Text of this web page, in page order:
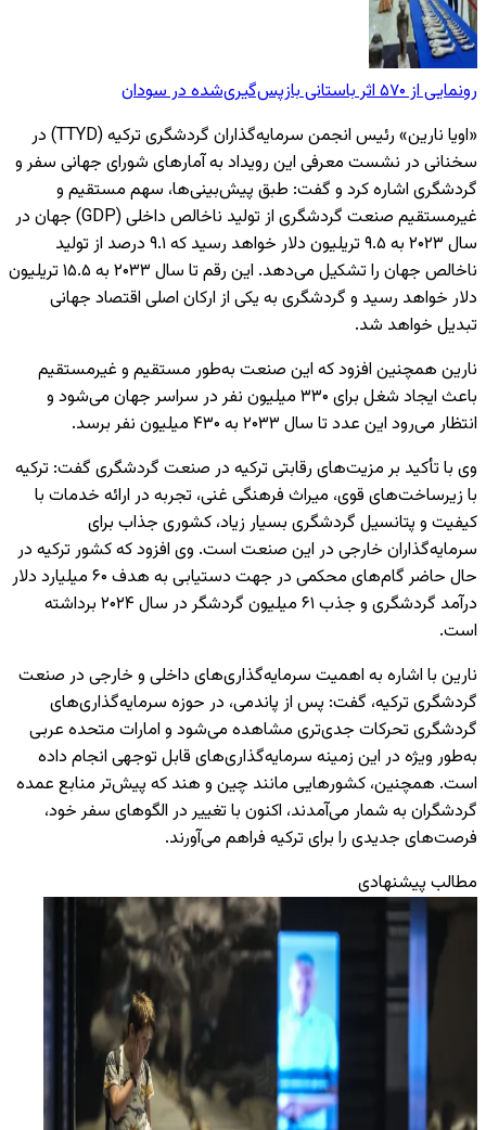
رونمایی از ۵۷۰ اثر باستانی بازپس‌گیری‌شده در سودان
«اویا نارین» رئیس انجمن سرمایه‌گذاران گردشگری ترکیه (TTYD) در
سخنانی در نشست معرفی این رویداد به آمارهای شورای جهانی سفر و
گردشگری اشاره کرد و گفت: طبق پیش‌بینی‌ها، سهم مستقیم و
غیرمستقیم صنعت گردشگری از تولید ناخالص داخلی (GDP) جهان در
سال ۲۰۲۳ به ۹.۵ تریلیون دلار خواهد رسید که ۹.۱ درصد از تولید
ناخالص جهان را تشکیل می‌دهد. این رقم تا سال ۲۰۳۳ به ۱۵.۵ تریلیون
دلار خواهد رسید و گردشگری به یکی از ارکان اصلی اقتصاد جهانی
تبدیل خواهد شد.
نارین همچنین افزود که این صنعت به‌طور مستقیم و غیرمستقیم
باعث ایجاد شغل برای ۳۳۰ میلیون نفر در سراسر جهان می‌شود و
انتظار می‌رود این عدد تا سال ۲۰۳۳ به ۴۳۰ میلیون نفر برسد.
وی با تأکید بر مزیت‌های رقابتی ترکیه در صنعت گردشگری گفت: ترکیه
با زیرساخت‌های قوی، میراث فرهنگی غنی، تجربه در ارائه خدمات با
کیفیت و پتانسیل گردشگری بسیار زیاد، کشوری جذاب برای
سرمایه‌گذاران خارجی در این صنعت است. وی افزود که کشور ترکیه در
حال حاضر گام‌های محکمی در جهت دستیابی به هدف ۶۰ میلیارد دلار
درآمد گردشگری و جذب ۶۱ میلیون گردشگر در سال ۲۰۲۴ برداشته
است.
نارین با اشاره به اهمیت سرمایه‌گذاری‌های داخلی و خارجی در صنعت
گردشگری ترکیه، گفت: پس از پاندمی، در حوزه سرمایه‌گذاری‌های
گردشگری تحرکات جدی‌تری مشاهده می‌شود و امارات متحده عربی
به‌طور ویژه در این زمینه سرمایه‌گذاری‌های قابل توجهی انجام داده
است. همچنین، کشورهایی مانند چین و هند که پیش‌تر منابع عمده
گردشگران به شمار می‌آمدند، اکنون با تغییر در الگوهای سفر خود،
فرصت‌های جدیدی را برای ترکیه فراهم می‌آورند.
مطالب پیشنهادی